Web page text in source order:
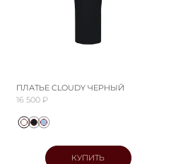
ПЛАТЬЕ CLOUDY ЧЕРНЫЙ
16 500 ₽
КУПИТЬ